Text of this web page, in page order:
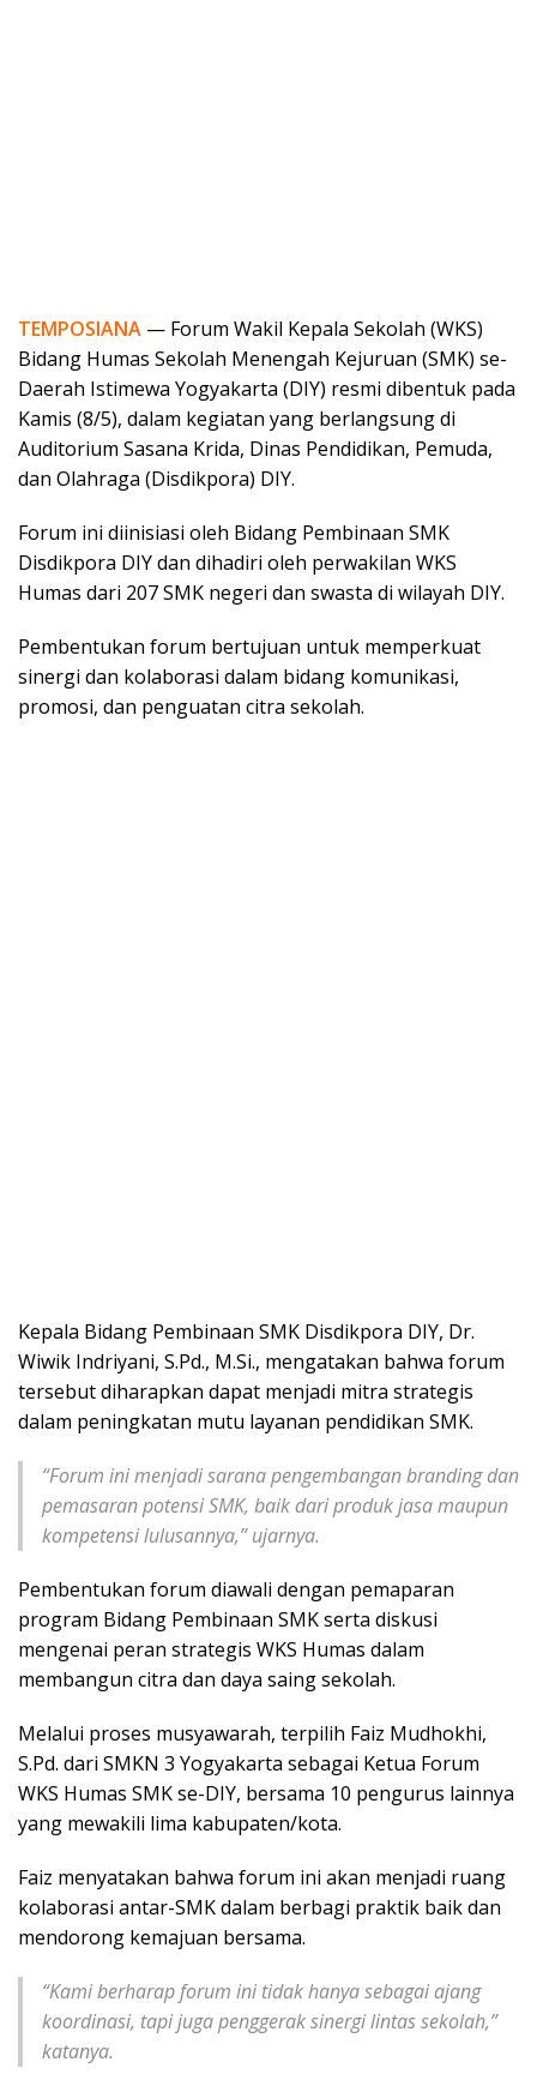
TEMPOSIANA — Forum Wakil Kepala Sekolah (WKS)
Bidang Humas Sekolah Menengah Kejuruan (SMK) se-
Daerah Istimewa Yogyakarta (DIY) resmi dibentuk pada
Kamis (8/5), dalam kegiatan yang berlangsung di
Auditorium Sasana Krida, Dinas Pendidikan, Pemuda,
dan Olahraga (Disdikpora) DIY.
Forum ini diinisiasi oleh Bidang Pembinaan SMK
Disdikpora DIY dan dihadiri oleh perwakilan WKS
Humas dari 207 SMK negeri dan swasta di wilayah DIY.
Pembentukan forum bertujuan untuk memperkuat
sinergi dan kolaborasi dalam bidang komunikasi,
promosi, dan penguatan citra sekolah.
Kepala Bidang Pembinaan SMK Disdikpora DIY, Dr.
Wiwik Indriyani, S.Pd., M.Si., mengatakan bahwa forum
tersebut diharapkan dapat menjadi mitra strategis
dalam peningkatan mutu layanan pendidikan SMK.
“Forum ini menjadi sarana pengembangan branding dan
pemasaran potensi SMK, baik dari produk jasa maupun
kompetensi lulusannya,” ujarnya.
Pembentukan forum diawali dengan pemaparan
program Bidang Pembinaan SMK serta diskusi
mengenai peran strategis WKS Humas dalam
membangun citra dan daya saing sekolah.
Melalui proses musyawarah, terpilih Faiz Mudhokhi,
S.Pd. dari SMKN 3 Yogyakarta sebagai Ketua Forum
WKS Humas SMK se-DIY, bersama 10 pengurus lainnya
yang mewakili lima kabupaten/kota.
Faiz menyatakan bahwa forum ini akan menjadi ruang
kolaborasi antar-SMK dalam berbagi praktik baik dan
mendorong kemajuan bersama.
“Kami berharap forum ini tidak hanya sebagai ajang
koordinasi, tapi juga penggerak sinergi lintas sekolah,”
katanya.